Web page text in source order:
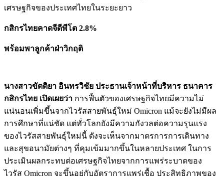
เศรษฐกิจของประเทศไทยในระยะยาว
กสิกรไทยคาดจีดีพีโต 2.8%
พร้อมพาลูกค้าฝ่าวิกฤติ
นางสาวขัตติยา อินทรวิชัย ประธานเจ้าหน้าที่บริหาร ธนาคาร
กสิกรไทย เปิดเผยว่า การฟื้นตัวของเศรษฐกิจไทยมีความไม่
แน่นอนเพิ่มขึ้นจากไวรัสสายพันธุ์ใหม่ Omicron แม้จะยังไม่มีผล
การศึกษาที่แน่ชัด แต่ทั่วโลกยังมีความกังวลต่อความรุนแรง
ของไวรัสสายพันธุ์ใหม่นี้ ดังจะเห็นจากมาตรการการเดินทาง
และสุขอนามัยต่างๆ ที่คุมเข้มมากขึ้นในหลายประเทศ ในการ
ประเมินผลกระทบต่อเศรษฐกิจไทยจากการแพร่ระบาดของ
ไวรัส Omicron จะขึ้นอยู่กับอัตราการแพร่เชื้อ ประสิทธิภาพของ